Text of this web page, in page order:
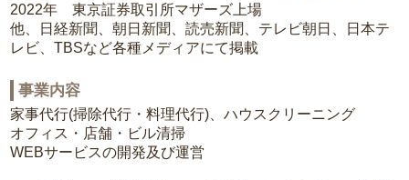
2022年 東京証券取引所マザーズ上場
他、日経新聞、朝日新聞、読売新聞、テレビ朝日、日本テ
レビ、TBSなど各種メディアにて掲載
事業内容
家事代行(掃除代行・料理代行)、ハウスクリーニング
オフィス・店舗・ビル清掃
WEBサービスの開発及び運営